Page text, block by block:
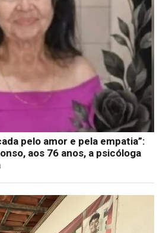
pelo amor e pela empatia”:
aos 76 anos, a psicóloga